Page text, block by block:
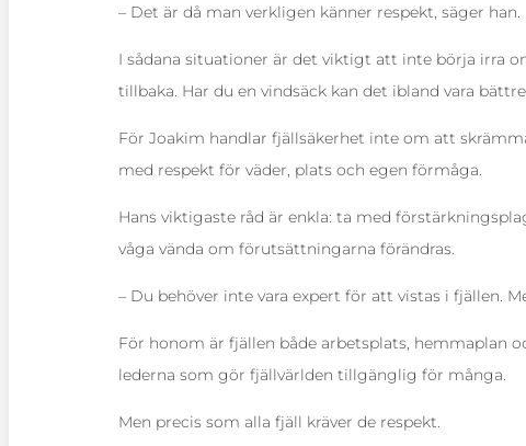
– Det är då man verkligen känner respekt, säger han.
I sådana situationer är det viktigt att inte börja irra
tillbaka. Har du en vindsäck kan det ibland vara
För Joakim handlar fjällsäkerhet inte om att
med respekt för väder, plats och egen förmåga.
Hans viktigaste råd är enkla: ta med
våga vända om förutsättningarna förändras.
– Du behöver inte vara expert för att vistas i fjällen.
För honom är fjällen både arbetsplats, hemmaplan
lederna som gör fjällvärlden tillgänglig för många.
Men precis som alla fjäll kräver de respekt.